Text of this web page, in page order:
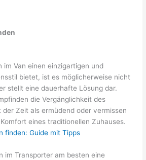
im Van einen einzigartigen und
bietet, ist es möglicherweise nicht
stellt eine dauerhafte Lösung dar.
die Vergänglichkeit des
Zeit als ermüdend oder vermissen
eines traditionellen Zuhauses.
finden: Guide mit Tipps
im Transporter am besten eine